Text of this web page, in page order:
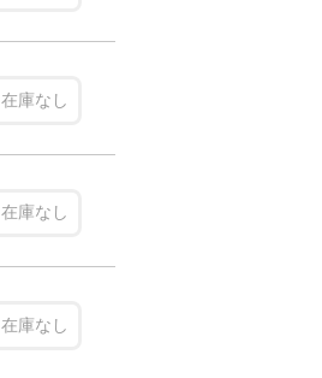
在庫なし
在庫なし
在庫なし